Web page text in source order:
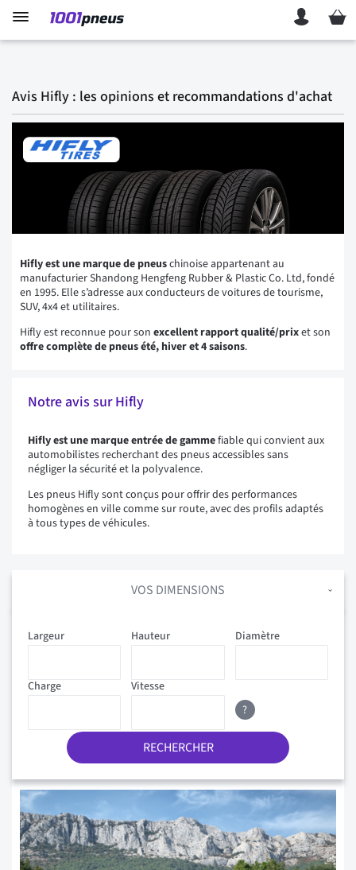
Mon
Avis Hifly : les opinions et recommandations d'achat
Hiflyest une marque de pneuschinoise appartenant au
manufacturier Shandong Hengfeng Rubber & Plastic Co. Ltd, fondé
en 1995. Elle s’adresse aux conducteurs de voitures de tourisme,
SUV, 4x4 et utilitaires.
Hifly est reconnue pour son excellent rapport qualité/prixet son
offre complète de pneus été, hiver et 4 saisons.
Notre avis sur Hifly
Hifly est une marque entrée de gammefiable qui convient aux
automobilistes recherchant des pneus accessibles sans
négliger la sécurité et la polyvalence.
Les pneus Hifly sont conçus pour offrir des performances
homogènes en ville comme sur route, avec des profils adaptés
à tous types de véhicules.
VOS DIMENSIONS
Diamètre
Hauteur
Charge Vitesse
Largeur
?
RECHERCHER